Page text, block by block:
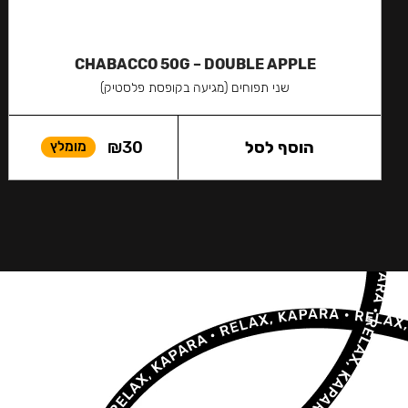
CHABACCO 50G – DOUBLE APPLE
שני תפוחים (מגיעה בקופסת פלסטיק)
₪30 מומלץ הוסף לסל